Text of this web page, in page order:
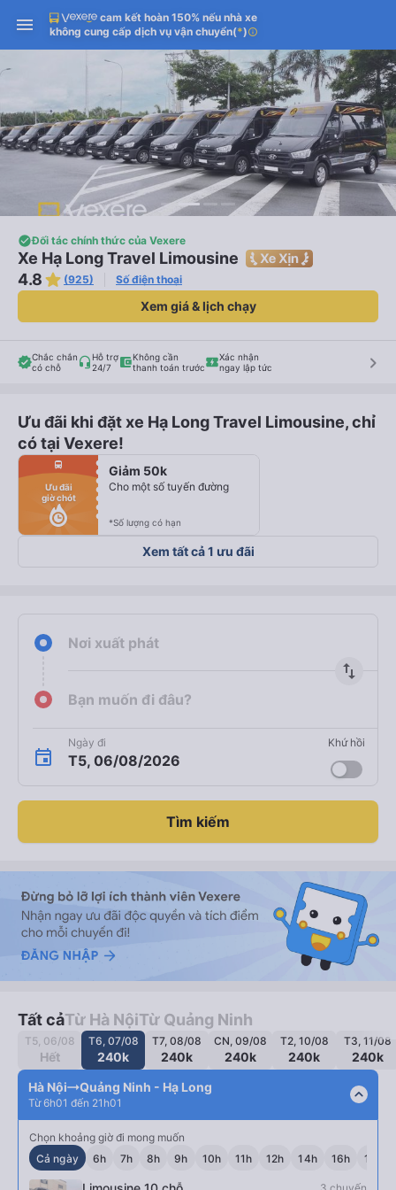
cam kết hoàn 150% nếu nhà xe
không cung cấp dịch vụ vận chuyển(*)info
Đối tác chính thức của Vexere
Xe Hạ Long Travel Limousine
4.8
(925) Số điện thoại
Xem giá & lịch chạy
Chắc chắn
có chỗ
Hỗ trợ
24/7
Không cần
thanh toán trước
Xác nhận
ngay lập tức
keyboard_arrow_right
Ưu đãi khi đặt xe Hạ Long Travel Limousine, chỉ
có tại Vexere!
fiber_manual_record
fiber_manual_record
fiber_manual_record
fiber_manual_record
fiber_manual_record
fiber_manual_record
fiber_manual_record
directions_bus
Ưu đãi
giờ chót
Giảm 50k
Cho một số tuyến đường
*Số lượng có hạn
Xem tất cả 1 ưu đãi
Nơi xuất phát
import_export
Bạn muốn đi đâu?
Ngày đi
T5, 06/08/2026
Khứ hồi
Tìm kiếm
Tất cảTừ Hà NộiTừ Quảng Ninh
T5, 06/08
Hết
T6, 07/08
240k
T7, 08/08
240k
CN, 09/08
240k
T2, 10/08
240k
T3, 11/08
240k
Hà Nội
Quảng Ninh - Hạ Long
Từ 6h01 đến 21h01 expand_less
Chọn khoảng giờ đi mong muốn
Cả ngày
6h 7h 8h 9h 10h 11h 12h 14h 16h 17h